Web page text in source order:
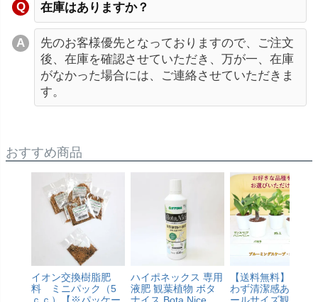
在庫はありますか？
先のお客様優先となっておりますので、ご注文
後、在庫を確認させていただき、万が一、在庫
がなかった場合には、ご連絡させていただきま
す。
おすすめ商品
イオン交換樹脂肥
料 ミニパック（5
ハイポネックス 専用
液肥 観葉植物 ボタ
【送料無料】土を
わず清潔感あるス